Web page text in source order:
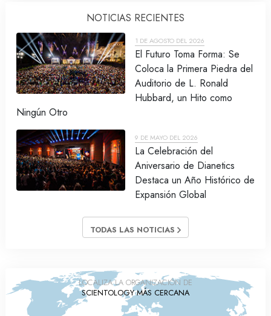
NOTICIAS RECIENTES
1 DE AGOSTO DEL 2026
El Futuro Toma Forma: Se
Coloca la Primera Piedra del
Auditorio de L. Ronald
Hubbard, un Hito como
Ningún Otro
9 DE MAYO DEL 2026
La Celebración del
Aniversario de Dianetics
Destaca un Año Histórico de
Expansión Global
TODAS LAS NOTICIAS
LOCALIZA LA ORGANIZACIÓN DE
SCIENTOLOGY MÁS CERCANA